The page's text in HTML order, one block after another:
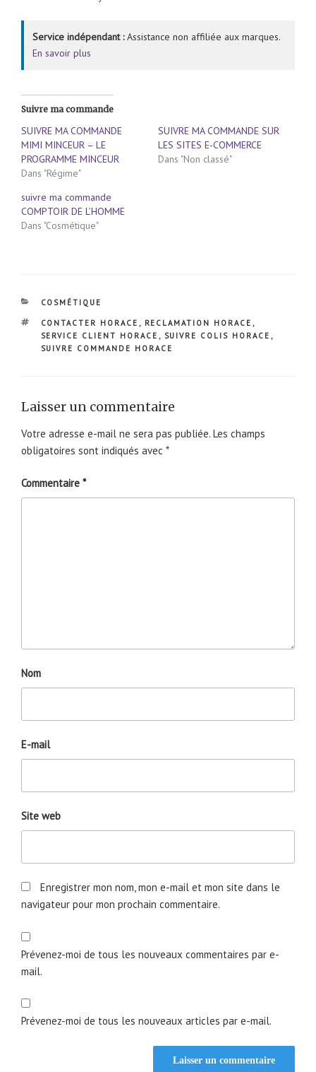
Service indépendant :Assistance non affiliée aux marques.
En savoir plus
Suivre ma commande
SUIVRE MA COMMANDE
MIMI MINCEUR – LE
PROGRAMME MINCEUR
Dans "Régime"
SUIVRE MA COMMANDE SUR
LES SITES E-COMMERCE
Dans "Non classé"
suivre ma commande
COMPTOIR DE L’HOMME
Dans "Cosmétique"
CATÉGORIES
COSMÉTIQUE
ÉTIQUETTES
CONTACTER HORACE , RECLAMATION HORACE ,
SERVICE CLIENT HORACE , SUIVRE COLIS HORACE ,
SUIVRE COMMANDE HORACE
Laisser un commentaire
Votre adresse e-mail ne sera pas publiée. Les champs
obligatoires sont indiqués avec *
Commentaire *
Nom
E-mail
Site web
Enregistrer mon nom, mon e-mail et mon site dans le
navigateur pour mon prochain commentaire.
Prévenez-moi de tous les nouveaux commentaires par e-
mail.
Prévenez-moi de tous les nouveaux articles par e-mail.